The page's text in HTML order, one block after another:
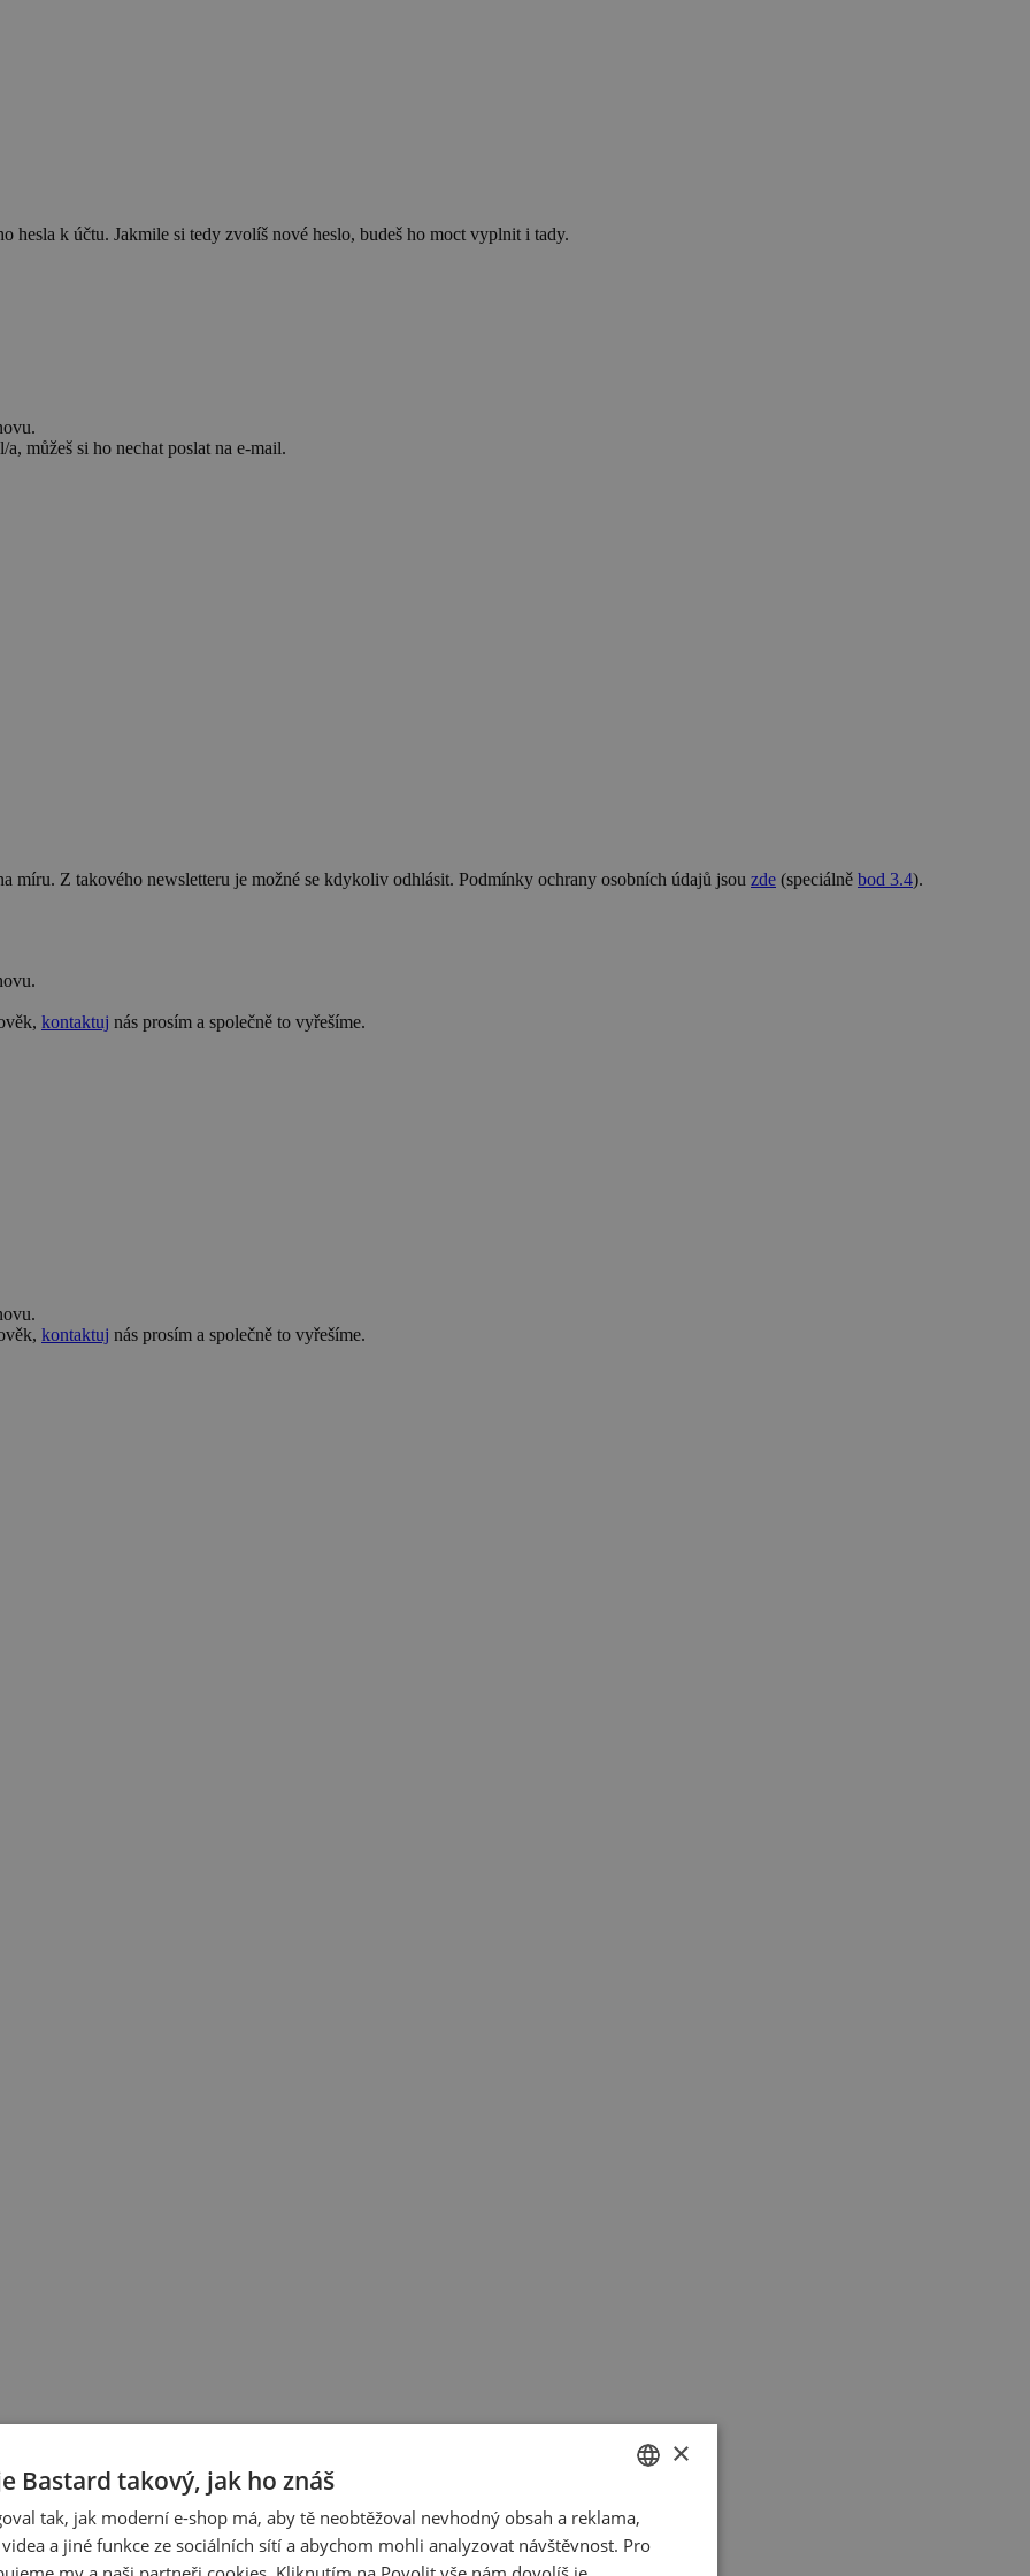
hesla k účtu. Jakmile si tedy zvolíš nové heslo, budeš ho moct vyplnit i tady.
můžeš si ho nechat poslat na e-mail.
míru. Z takového newsletteru je možné se kdykoliv odhlásit. Podmínky ochrany osobních údajů jsou zde (speciálně bod 3.4).
kontaktuj nás prosím a společně to vyřešíme.
kontaktuj nás prosím a společně to vyřešíme.
CZECH
SLOVAK
×
Bastard takový, jak ho znáš
tak, jak moderní e-shop má, aby tě neobtěžoval nevhodný obsah a reklama,
a jiné funkce ze sociálních sítí a abychom mohli analyzovat návštěvnost. Pro